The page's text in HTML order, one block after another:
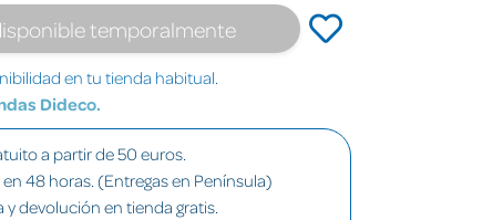
temporalmente
en tu tienda habitual.
Dideco.
a partir de 50 euros.
en 48 horas. (Entregas en Península)
y devolución en tienda gratis.